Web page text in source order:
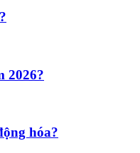
2026?
hóa?